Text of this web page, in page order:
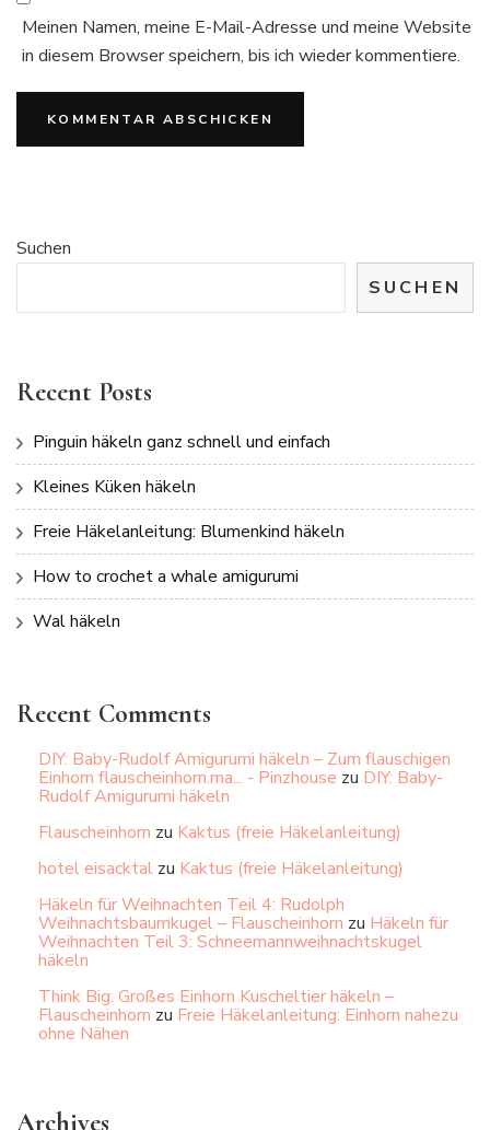
Meinen Namen, meine E-Mail-Adresse und meine Website
in diesem Browser speichern, bis ich wieder kommentiere.
Suchen
SUCHEN
Recent Posts
Pinguin häkeln ganz schnell und einfach
Kleines Küken häkeln
Freie Häkelanleitung: Blumenkind häkeln
How to crochet a whale amigurumi
Wal häkeln
Recent Comments
DIY: Baby-Rudolf Amigurumi häkeln – Zum flauschigen
Einhorn flauscheinhorn.ma... - Pinzhouse zu DIY: Baby-
Rudolf Amigurumi häkeln
Flauscheinhorn zu Kaktus (freie Häkelanleitung)
hotel eisacktal zu Kaktus (freie Häkelanleitung)
Häkeln für Weihnachten Teil 4: Rudolph
Weihnachtsbaumkugel – Flauscheinhorn zu Häkeln für
Weihnachten Teil 3: Schneemannweihnachtskugel
häkeln
Think Big: Großes Einhorn Kuscheltier häkeln –
Flauscheinhorn zu Freie Häkelanleitung: Einhorn nahezu
ohne Nähen
Archives